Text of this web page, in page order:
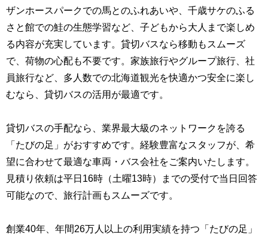
ザンホースパークでの馬とのふれあいや、千歳サケのふる
さと館での鮭の生態学習など、子どもから大人まで楽しめ
る内容が充実しています。貸切バスなら移動もスムーズ
で、荷物の心配も不要です。家族旅行やグループ旅行、社
員旅行など、多人数での北海道観光を快適かつ安全に楽し
むなら、貸切バスの活用が最適です。
貸切バスの手配なら、業界最大級のネットワークを誇る
「たびの足」がおすすめです。経験豊富なスタッフが、希
望に合わせて最適な車両・バス会社をご案内いたします。
見積り依頼は平日16時（土曜13時）までの受付で当日回答
可能なので、旅行計画もスムーズです。
創業40年、年間26万人以上の利用実績を持つ「たびの足」